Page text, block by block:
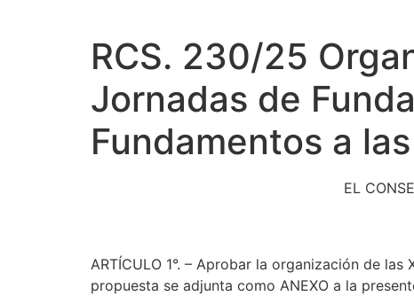
RCS. 230/25
Jornadas de
Fundamentos a
EL
ARTÍCULO 1°. – Aprobar la organización de
propuesta se adjunta como ANEXO a la